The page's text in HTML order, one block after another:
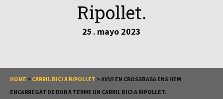
Ripollet.
25 . mayo 2023
HOME > CARRIL BICI A RIPOLLET >AVUI EN CROSSBASA ENS HEM
ENCARREGAT DE DUR A TERME UN CARRIL BICI A RIPOLLET.